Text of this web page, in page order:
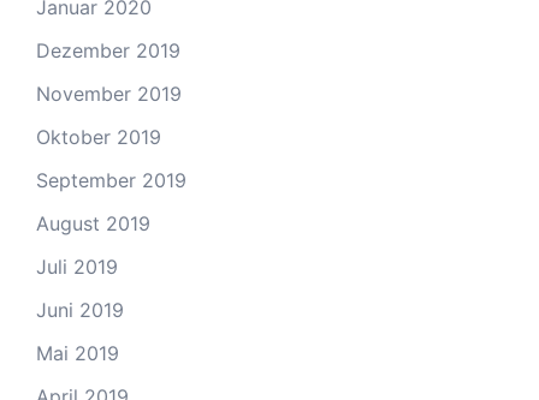
Januar 2020
Dezember 2019
November 2019
Oktober 2019
September 2019
August 2019
Juli 2019
Juni 2019
Mai 2019